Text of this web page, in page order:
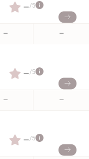
–/5
– –
–/5
– –
–/5